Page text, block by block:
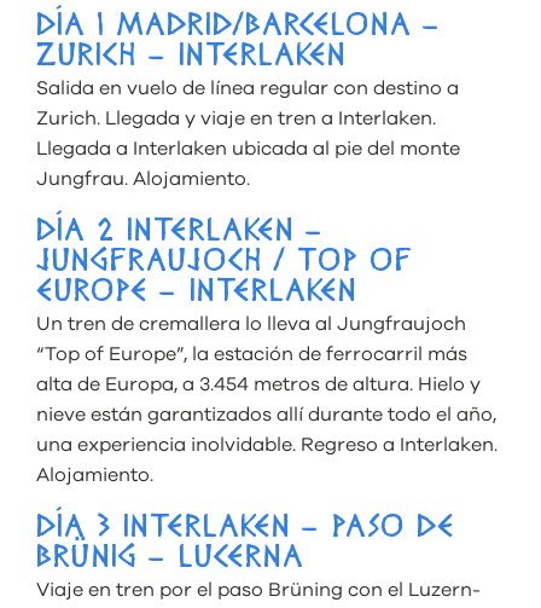
DÍA 1 MADRID/BARCELONA –
ZURICH – INTERLAKEN
Salida en vuelo de línea regular con destino a
Zurich. Llegada y viaje en tren a Interlaken.
Llegada a Interlaken ubicada al pie del monte
Jungfrau. Alojamiento.
DÍA 2 INTERLAKEN –
JUNGFRAUJOCH / TOP OF
EUROPE – INTERLAKEN
Un tren de cremallera lo lleva al Jungfraujoch
“Top of Europe”, la estación de ferrocarril más
alta de Europa, a 3.454 metros de altura. Hielo y
nieve están garantizados allí durante todo el año,
una experiencia inolvidable. Regreso a Interlaken.
Alojamiento.
DÍA 3 INTERLAKEN – PASO DE
BRÜNIG – LUCERNA
Viaje en tren por el paso Brüning con el Luzern-